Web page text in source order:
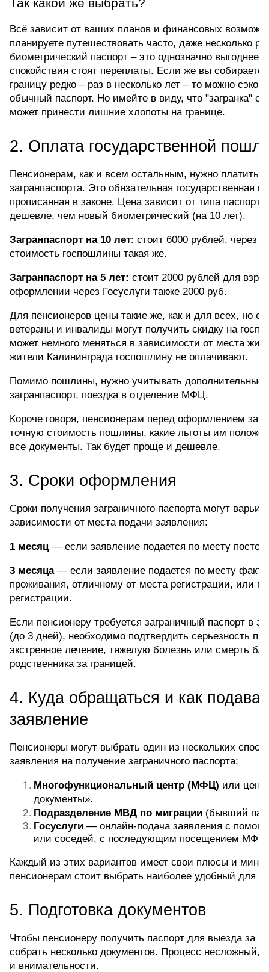
Всё зависит от ваших планов и финансовых
планируете путешествовать часто, даже несколько
биометрический паспорт – это однозначно выгоднее.
спокойствия стоят переплаты. Если же вы
границу редко – раз в несколько лет – то можно
обычный паспорт. Но имейте в виду, что "загранка"
может принести лишние хлопоты на границе.
2. Оплата государственной
Пенсионерам, как и всем остальным, нужно платить
загранпаспорта. Это обязательная государственная
прописанная в законе. Цена зависит от типа
дешевле, чем новый биометрический (на 10 лет).
Загранпаспорт на 10 лет: стоит 6000 рублей, через
стоимость госпошлины такая же.
Загранпаспорт на 5 лет: стоит 2000 рублей для
оформлении через Госуслуги также 2000 руб.
Для пенсионеров цены такие же, как и для всех, но
ветераны и инвалиды могут получить скидку на
может немного меняться в зависимости от места
жители Калининграда госпошлину не оплачивают.
Помимо пошлины, нужно учитывать дополнительные
загранпаспорт, поездка в отделение МФЦ.
Короче говоря, пенсионерам перед оформлением
точную стоимость пошлины, какие льготы им
все документы. Так будет проще и дешевле.
3. Сроки оформления
Сроки получения заграничного паспорта могут
зависимости от места подачи заявления:
1 месяц — если заявление подается по месту
3 месяца — если заявление подается по месту
проживания, отличному от места регистрации, или
регистрации.
Если пенсионеру требуется заграничный паспорт в
(до 3 дней), необходимо подтвердить серьезность
экстренное лечение, тяжелую болезнь или смерть
родственника за границей.
4. Куда обращаться и как
заявление
Пенсионеры могут выбрать один из нескольких
заявления на получение заграничного паспорта:
Многофункциональный центр (МФЦ) или
документы».
Подразделение МВД по миграции (бывший
Госуслуги — онлайн-подача заявления с
или соседей, с последующим посещением
Каждый из этих вариантов имеет свои плюсы и
пенсионерам стоит выбрать наиболее удобный для
5. Подготовка документов
Чтобы пенсионеру получить паспорт для выезда за
собрать несколько документов. Процесс несложный,
и внимательности.